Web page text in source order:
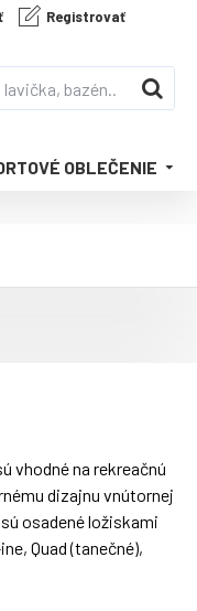
Registrovať
OBLEČENIE
vhodné na rekreačnú
dizajnu vnútornej
osadené ložiskami
Quad (tanečné),